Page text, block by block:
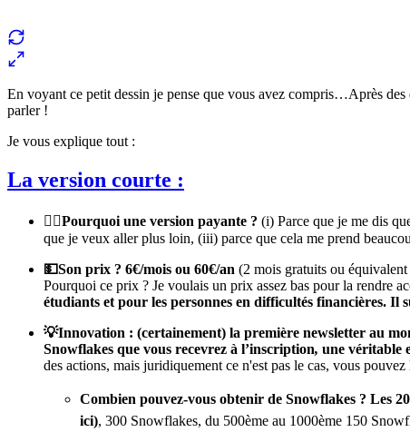
En voyant ce petit dessin je pense que vous avez compris…Après
parler !
Je vous explique tout :
La version courte :
🤷‍♀️Pourquoi une version payante ? (i) Parce que je me dis
que je veux aller plus loin, (iii) parce que cela me prend
💵Son prix ? 6€/mois ou 60€/an (2 mois gratuits ou
Pourquoi ce prix ? Je voulais un prix assez bas pour la rendre
étudiants et pour les personnes en difficultés financières. Il
💡Innovation : (certainement) la première newsletter au
Snowflakes que vous recevrez à l’inscription, une véritable
des actions, mais juridiquement ce n'est pas le cas, vous
Combien pouvez-vous obtenir de Snowflakes ? Les
ici), 300 Snowflakes, du 500ème au 1000ème 150